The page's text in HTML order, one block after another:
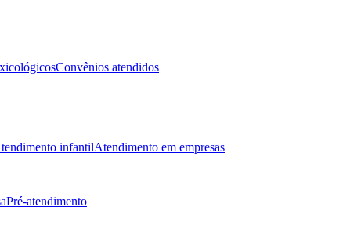
Convênios atendidos
infantilAtendimento em empresas
Pré-atendimento